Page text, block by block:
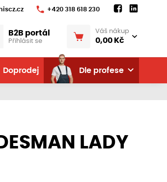
+420 318 618 230
B2B portál
Přihlásit se
Váš nákup
0,00 Kč
Doprodej Dle profese
LADY